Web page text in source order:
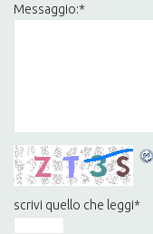
Messaggio:*
scrivi quello che leggi*